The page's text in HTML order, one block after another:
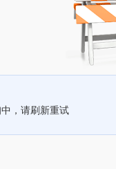
，请刷新重试